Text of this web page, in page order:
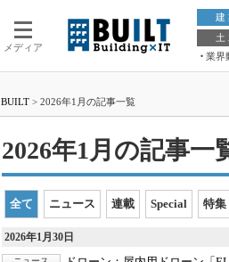
メディア
業界
BUILT > 2026年1月の記事一覧
2026年1月の記事一
全て ニュース 連載 Special 特集
2026年1月30日